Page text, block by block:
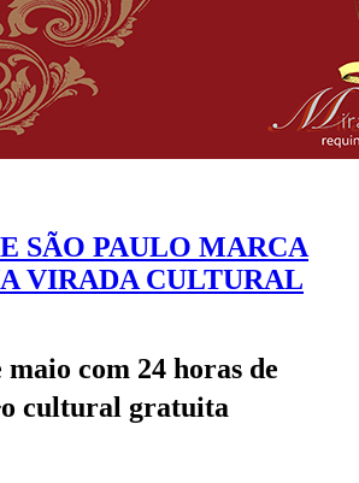
SÃO PAULO MARCA
VIRADA CULTURAL
maio com 24 horas de
cultural gratuita